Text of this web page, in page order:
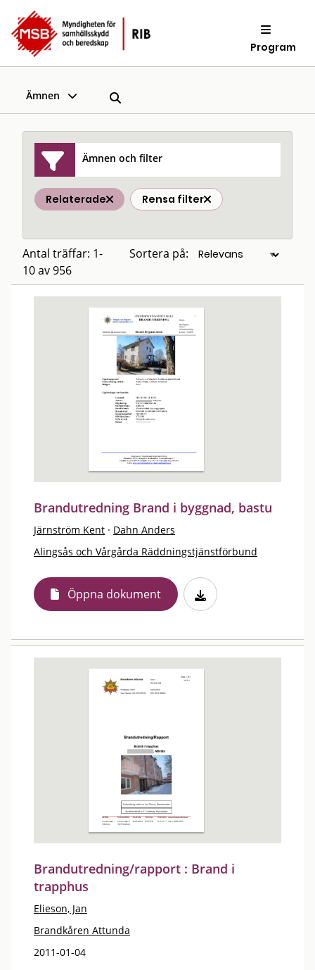
Program
Ämnen
Ämnen och filter
Relaterade Rensa filter
Antal träffar: 1-
10 av 956
Sortera på:
Brandutredning Brand i byggnad, bastu
Järnström Kent · Dahn Anders
Alingsås och Vårgårda Räddningstjänstförbund
Öppna dokument
Brandutredning/rapport : Brand i
trapphus
Elieson, Jan
Brandkåren Attunda
2011-01-04